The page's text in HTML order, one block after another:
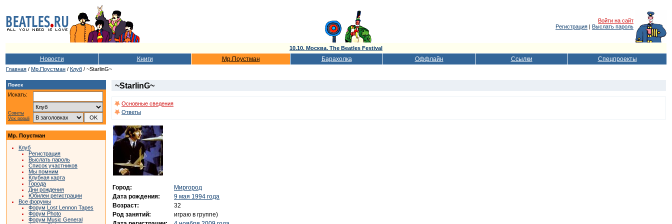
Войти на сайт
Регистрация | Выслать пароль
10.10. Москва. The Beatles Festival
Новости Книги Мр.Поустман Барахолка Оффлайн Ссылки Спецпроекты
Главная / Мр.Поустман / Клуб / ~StarlinG~
Поиск
Искать:
Советы
Vox populi
Мр. Поустман
Клуб
Регистрация
Выслать пароль
Список участников
Мы помним
Клубная карта
Города
Дни рождения
Юбилеи регистрации
Все форумы
Форум Lost Lennon Tapes
Форум Photo
Форум Music General
~StarlinG~
Основные сведения
Ответы
Город:
Миргород
Дата рождения:
9 мая 1994 года
Возраст:
32
Род занятий:
играю в группе)